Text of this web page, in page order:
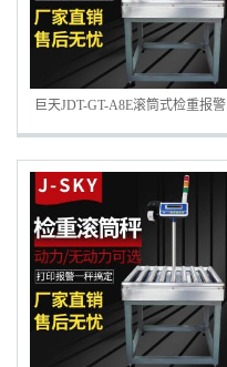
巨天JDT-GT-A8E滚筒式检重报警
秤 带打印产品标签